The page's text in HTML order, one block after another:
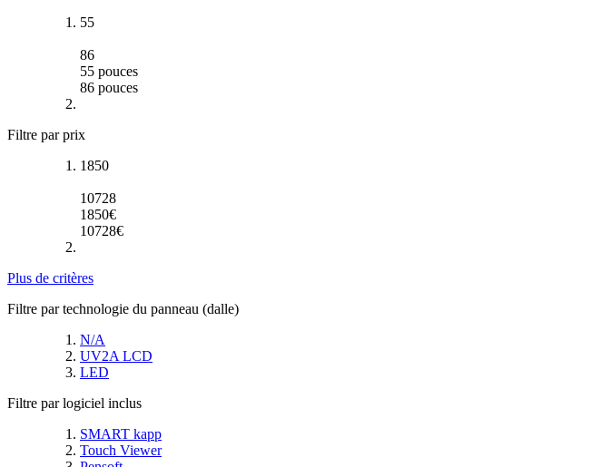
55
86
55 pouces
86 pouces
Filtre par prix
1850
10728
1850€
10728€
Plus de critères
Filtre par technologie du panneau (dalle)
N/A
UV2A LCD
LED
Filtre par logiciel inclus
SMART kapp
Touch Viewer